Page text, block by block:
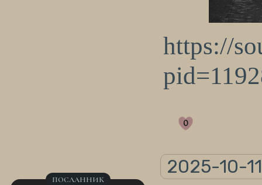
https://
0
2025-10-
ПОСЛАННИК